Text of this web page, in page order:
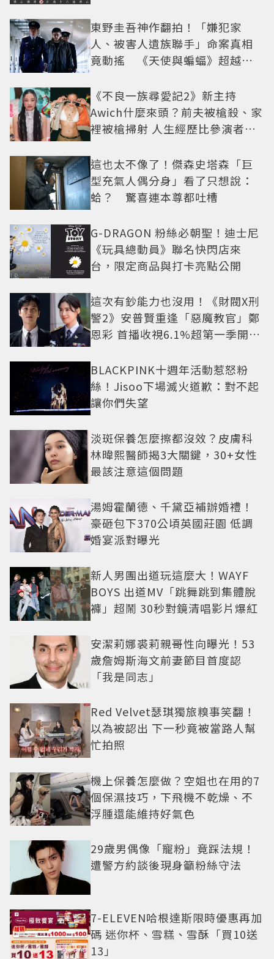
東野圭吾神作翻拍！「嫌犯家
人、被害人遺族聯手」命案真相
竟動搖 《天使與蝙蝠》超越懸
《不良一族尋愛記2》新主持
Awich什麼來頭？前夫被槍殺、家
裡被槍掃射 人生經歷比參演者還
這也太不像了！傑森史塔森「巨
型充氣人偶分身」看了只想說：
蛤？ 驚喜連本尊都吐槽
G-DRAGON 粉絲必朝聖！迪士尼
《玩具總動員》聯名快閃店來
台，限定商品與打卡亮點公開
這次有鈔能力也沒用！《財閥X刑
警2》安普賢重逢「惡魔教官」鄭
恩彩 首播收視6.1%超第一季開紅
BLACKPINK十週年活動惹怒粉
絲！Jisoo下場滅火道歉：對不起
讓你們失望
淡斑保養怎麼擦都沒效？皮膚科
林暐熙醫師揭3大關鍵，30+女性
最該注意這個問題
湯姆霍蘭德、千黛亞補辦婚禮！
豪砸包下370公頃英國莊園 低調
婚宴派對曝光
新人男團出道玩這麼大！WAYF
BOYS 出道MV「跳舞跳到集體脫
褲」超鬧 30秒對鏡清唱影片爆紅
安潔莉娜裘莉親哥性向曝光！53
歲詹姆斯海文前妻節目首度認
「我是同志」
Red Velvet瑟琪獨旅糗事笑翻！
以為被認出 下一秒竟被當路人幫
忙拍照
機上保養怎麼做？空姐也在用的7
個保濕技巧，下飛機不乾燥、不
浮腫還能維持好氣色
29歲男偶像「寵粉」竟踩法規！
遭警方約談後現身籲粉絲守法
7-ELEVEN哈根達斯限時優惠再加
碼 迷你杯、雪糕、雪酥「買10送
13」